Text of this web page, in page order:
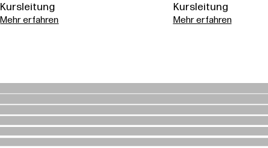
Kursleitung
Mehr erfahren
Kursleitung
Mehr erfahren